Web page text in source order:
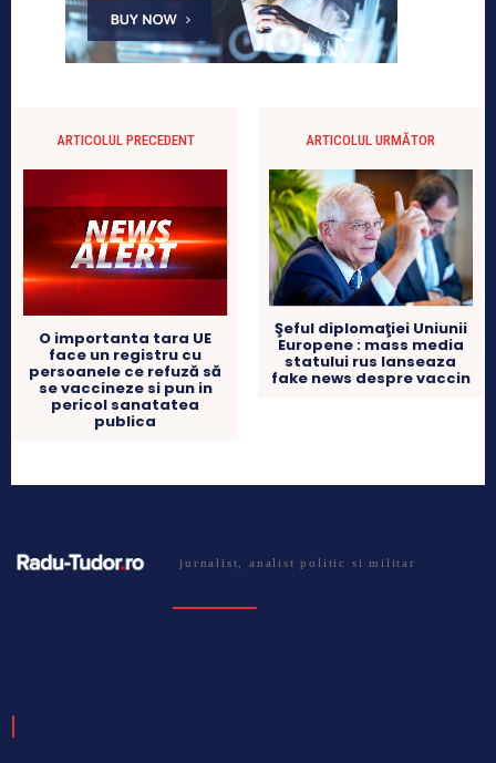
ARTICOLUL PRECEDENT
O importanta tara UE
face un registru cu
persoanele ce refuză să
se vaccineze si pun in
pericol sanatatea
publica
ARTICOLUL URMĂTOR
Şeful diplomaţiei Uniunii
Europene : mass media
statului rus lanseaza
fake news despre vaccin
jurnalist, analist politic si militar